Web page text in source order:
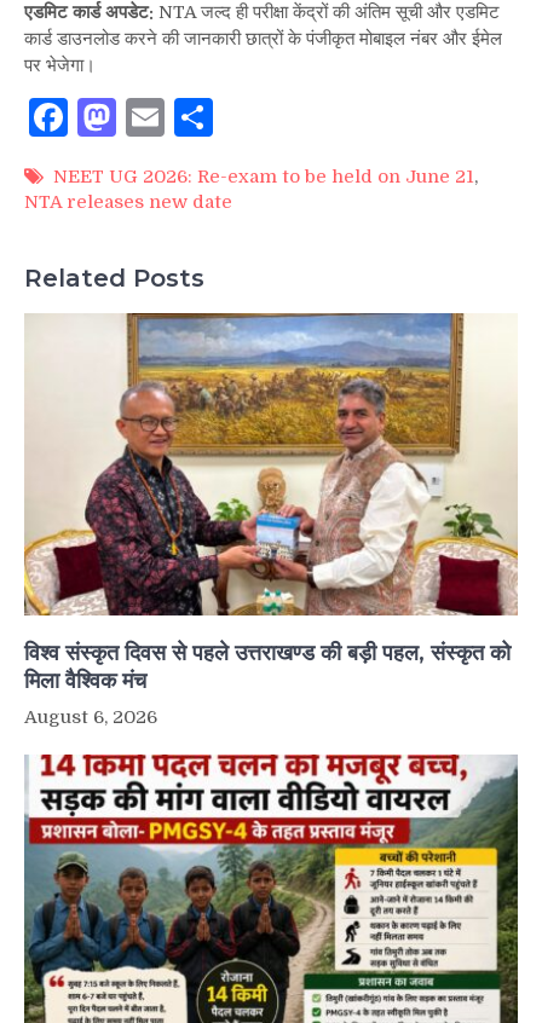
एडमिट कार्ड अपडेट: NTA जल्द ही परीक्षा केंद्रों की अंतिम सूची और एडमिट
कार्ड डाउनलोड करने की जानकारी छात्रों के पंजीकृत मोबाइल नंबर और ईमेल
पर भेजेगा।
Facebook
Mastodon
Email
NEET UG 2026: Re-exam to be held on June 21,
NTA releases new date
Related Posts
विश्व संस्कृत दिवस से पहले उत्तराखण्ड की बड़ी पहल, संस्कृत को
मिला वैश्विक मंच
August 6, 2026